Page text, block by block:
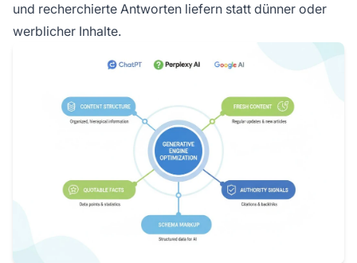
und recherchierte Antworten liefern statt dünner oder
werblicher Inhalte.